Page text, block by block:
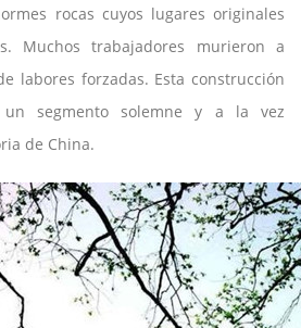
rocas cuyos lugares originales
Muchos trabajadores murieron a
labores forzadas. Esta construcción
segmento solemne y a la vez
de China.